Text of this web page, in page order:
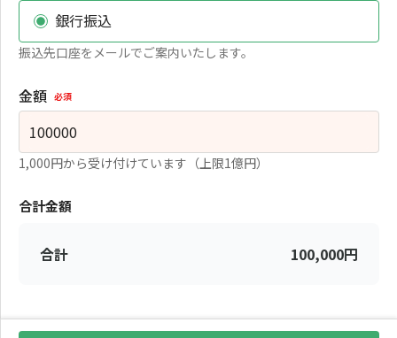
銀行振込
振込先口座をメールでご案内いたします。
金額 必須
1,000円から受け付けています（上限1億円）
合計金額
合計 100,000円